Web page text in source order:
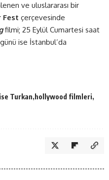
ve uluslararası bir
Fest çerçevesinde
filmi; 25 Eylül Cumartesi saat
günü ise İstanbul’da
Turkan hollywood filmleri